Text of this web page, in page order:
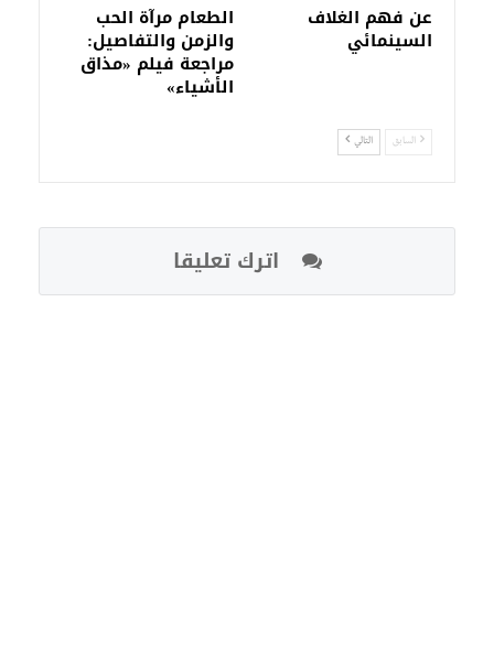
عن فهم الغلاف
السينمائي
الطعام مرآة الحب
والزمن والتفاصيل:
مراجعة فيلم «مذاق
الأشياء»
السابق التالي
اترك تعليقا